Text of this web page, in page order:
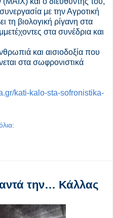
με την Αγροτική
τη βιολογική ρίγανη στα
στα συνέδρια και
και αισιοδοξία που
στα σωφρονιστικά
kati-kalo-sta-sofronistika-
την… Κάλλας